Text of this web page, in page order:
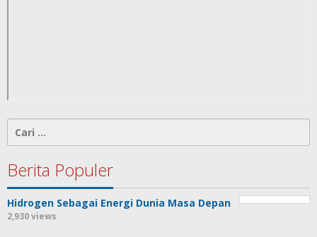
untuk:
Berita Populer
Hidrogen Sebagai Energi Dunia Masa Depan
2,930 views